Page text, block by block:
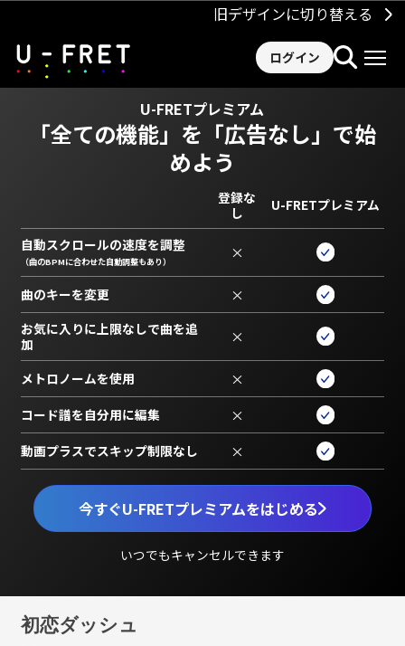
旧デザインに切り替える
ログイン
U-FRETプレミアム
「全ての機能」を 「広告なし」で始
めよう
今すぐU-FRETプレミアムをはじめる
いつでもキャンセルできます
登録な
し
U-FRETプレミアム
自動スクロールの速度を調整
（曲のBPMに合わせた自動調整もあり） ×
曲のキーを変更 ×
お気に入りに上限なしで曲を追
加
×
メトロノームを使用 ×
コード譜を自分用に編集 ×
動画プラスでスキップ制限なし ×
初恋ダッシュ